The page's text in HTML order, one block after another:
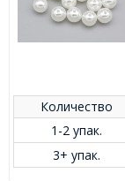
Количество
1-2 упак.
3+ упак.